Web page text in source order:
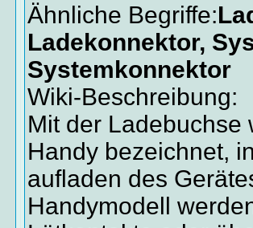
Ähnliche Begriffe:
Ladekonnektor,
Systemkonnektor
Wiki-Beschreibung:
Mit der Ladebuchse
Handy bezeichnet,
aufladen des
Handymodell